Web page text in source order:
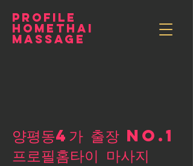
PROFILE
HOMETHAI
MASSAGE
양평동4가 출장 NO.1
​프로필홈타이 마사지